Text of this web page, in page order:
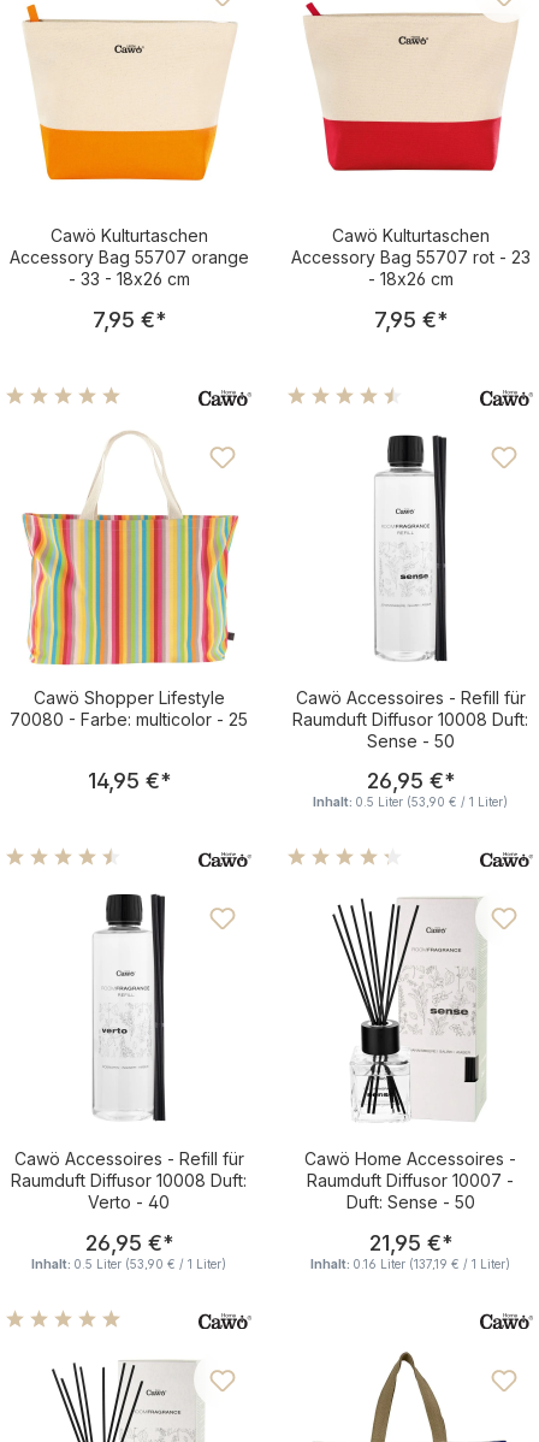
Cawö Kulturtaschen
Accessory Bag 55707 orange
- 33 - 18x26 cm
Regulärer Preis:
7,95 €*
Cawö Kulturtaschen
Accessory Bag 55707 rot - 23
- 18x26 cm
Regulärer
7,95 €*
Durchschnittliche Bewertung von 5 von 5 Sternen
Cawö Shopper Lifestyle
70080 - Farbe: multicolor - 25
Regulärer Preis:
14,95 €*
Cawö Accessoires - Refill für
Raumduft Diffusor 10008 Duft:
Sense - 50
Regulärer
26,95 €*
Inhalt: 0.5 Liter (53,90 € / 1 Liter)
Durchschnittliche Bewertung von 4.5 von 5 Sternen
Cawö Accessoires - Refill für
Raumduft Diffusor 10008 Duft:
Verto - 40
Regulärer Preis:
26,95 €*
Inhalt: 0.5 Liter (53,90 € / 1 Liter)
Cawö Home Accessoires -
Raumduft Diffusor 10007 -
Duft: Sense - 50
Regulärer
21,95 €*
Inhalt: 0.16 Liter (137,19 € / 1 Liter)
Durchschnittliche Bewertung von 4.88 von 5 Sternen